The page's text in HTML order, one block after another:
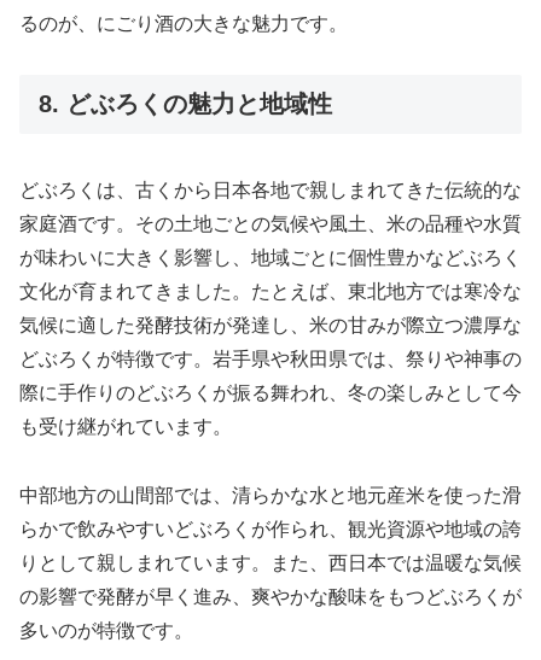
るのが、にごり酒の大きな魅力です。
8. どぶろくの魅力と地域性
どぶろくは、古くから日本各地で親しまれてきた伝統的な
家庭酒です。その土地ごとの気候や風土、米の品種や水質
が味わいに大きく影響し、地域ごとに個性豊かなどぶろく
文化が育まれてきました。たとえば、東北地方では寒冷な
気候に適した発酵技術が発達し、米の甘みが際立つ濃厚な
どぶろくが特徴です。岩手県や秋田県では、祭りや神事の
際に手作りのどぶろくが振る舞われ、冬の楽しみとして今
も受け継がれています。
中部地方の山間部では、清らかな水と地元産米を使った滑
らかで飲みやすいどぶろくが作られ、観光資源や地域の誇
りとして親しまれています。また、西日本では温暖な気候
の影響で発酵が早く進み、爽やかな酸味をもつどぶろくが
多いのが特徴です。